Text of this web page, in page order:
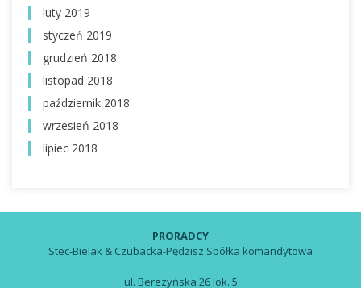
luty 2019
styczeń 2019
grudzień 2018
listopad 2018
październik 2018
wrzesień 2018
lipiec 2018
PRORADCY
Stec-Bielak & Czubacka-Pędzisz Spółka komandytowa
ul. Berezyńska 26 lok. 5